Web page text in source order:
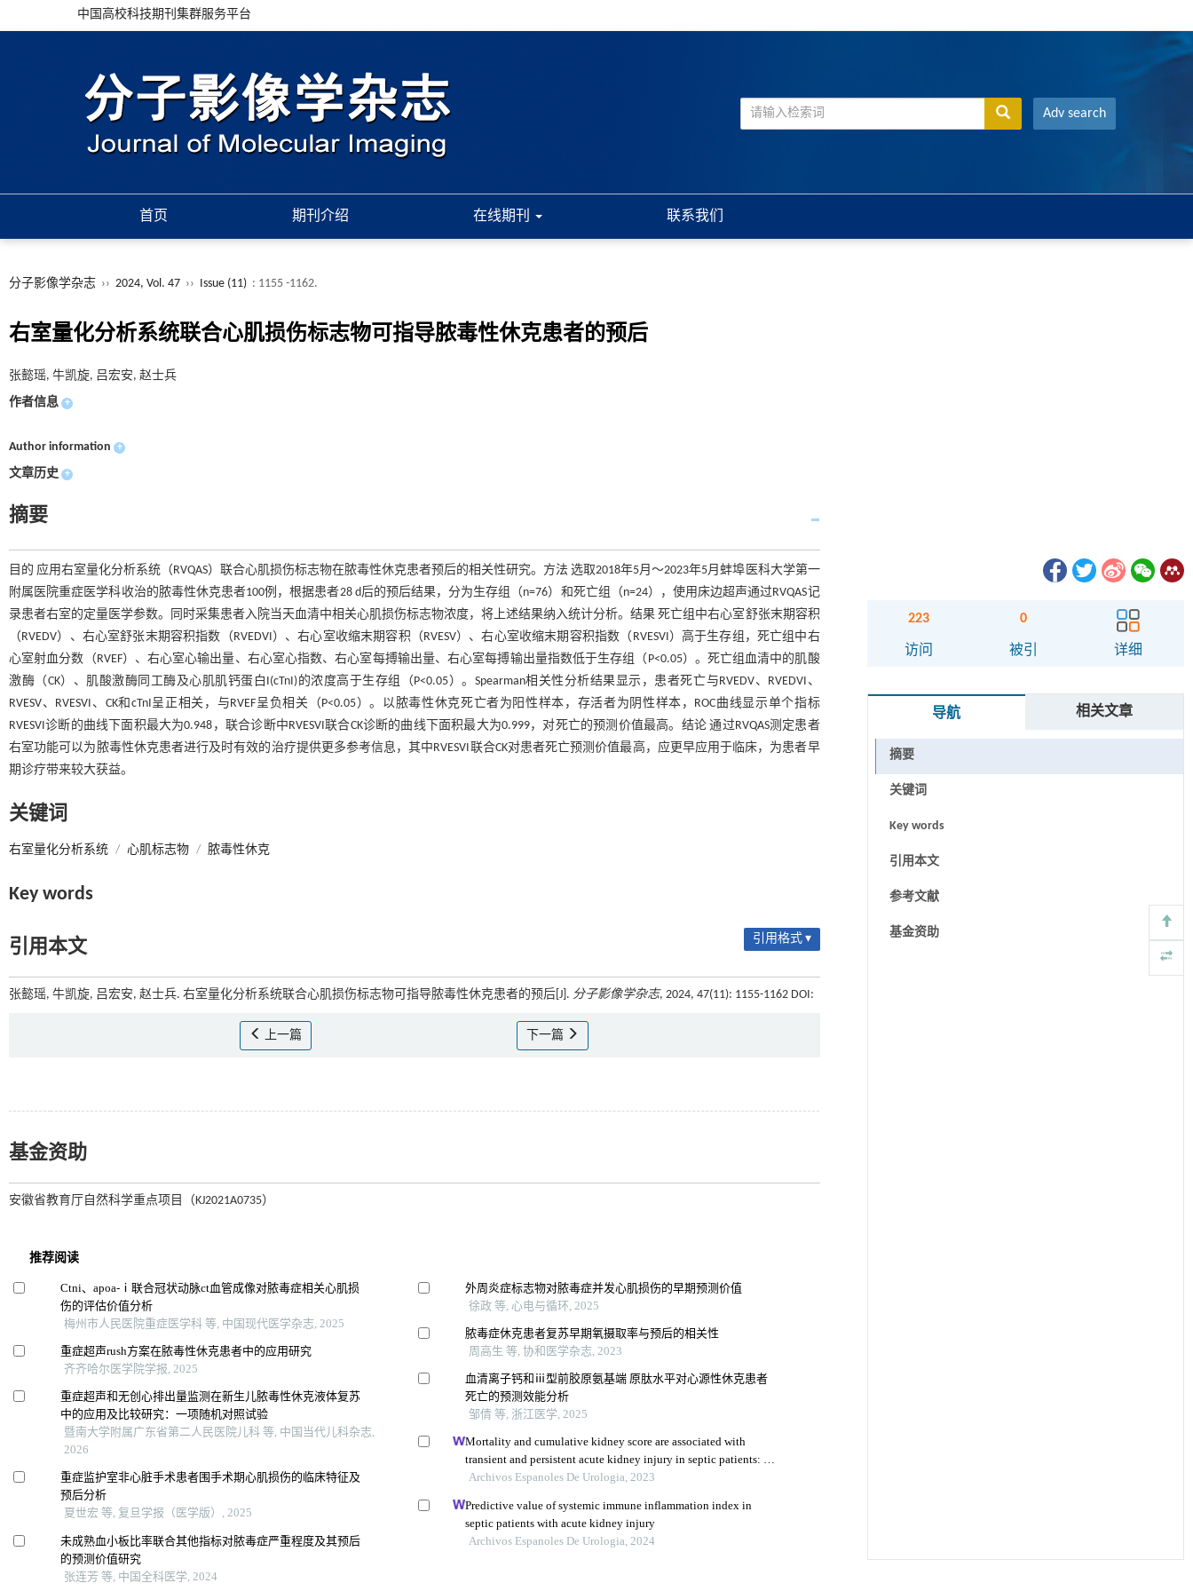
中国高校科技期刊集群服务平台
Adv search
首页 期刊介绍 在线期刊 联系我们
分子影像学杂志 ›› 2024, Vol. 47 ›› Issue (11) : 1155 -1162.
右室量化分析系统联合心肌损伤标志物可指导脓毒性休克患者的预后
张懿瑶, 牛凯旋, 吕宏安, 赵士兵
作者信息 +
Author information +
文章历史 +
摘要
目的 应用右室量化分析系统（RVQAS）联合心肌损伤标志物在脓毒性休克患者预后的相关性研究。方法 选取2018年5月～2023年5月蚌埠医科大学第一
附属医院重症医学科收治的脓毒性休克患者100例，根据患者28 d后的预后结果，分为生存组（n=76）和死亡组（n=24），使用床边超声通过RVQAS记
录患者右室的定量医学参数。同时采集患者入院当天血清中相关心肌损伤标志物浓度，将上述结果纳入统计分析。结果 死亡组中右心室舒张末期容积
（RVEDV）、右心室舒张末期容积指数（RVEDVI）、右心室收缩末期容积（RVESV）、右心室收缩末期容积指数（RVESVI）高于生存组，死亡组中右
心室射血分数（RVEF）、右心室心输出量、右心室心指数、右心室每搏输出量、右心室每搏输出量指数低于生存组（P<0.05）。死亡组血清中的肌酸
激酶（CK）、肌酸激酶同工酶及心肌肌钙蛋白I(cTnI)的浓度高于生存组（P<0.05）。Spearman相关性分析结果显示，患者死亡与RVEDV、RVEDVI、
RVESV、RVESVI、CK和cTnI呈正相关，与RVEF呈负相关（P<0.05）。以脓毒性休克死亡者为阳性样本，存活者为阴性样本，ROC曲线显示单个指标
RVESVI诊断的曲线下面积最大为0.948，联合诊断中RVESVI联合CK诊断的曲线下面积最大为0.999，对死亡的预测价值最高。结论 通过RVQAS测定患者
右室功能可以为脓毒性休克患者进行及时有效的治疗提供更多参考信息，其中RVESVI联合CK对患者死亡预测价值最高，应更早应用于临床，为患者早
期诊疗带来较大获益。
关键词
右室量化分析系统 / 心肌标志物 / 脓毒性休克
Key words
引用本文 引用格式 ▾
张懿瑶, 牛凯旋, 吕宏安, 赵士兵. 右室量化分析系统联合心肌损伤标志物可指导脓毒性休克患者的预后[J]. 分子影像学杂志, 2024, 47(11): 1155-1162 DOI:
上一篇 下一篇
基金资助
安徽省教育厅自然科学重点项目（KJ2021A0735）
223
访问
0
被引 详细
导航 相关文章
摘要
关键词
Key words
引用本文
参考文献
基金资助